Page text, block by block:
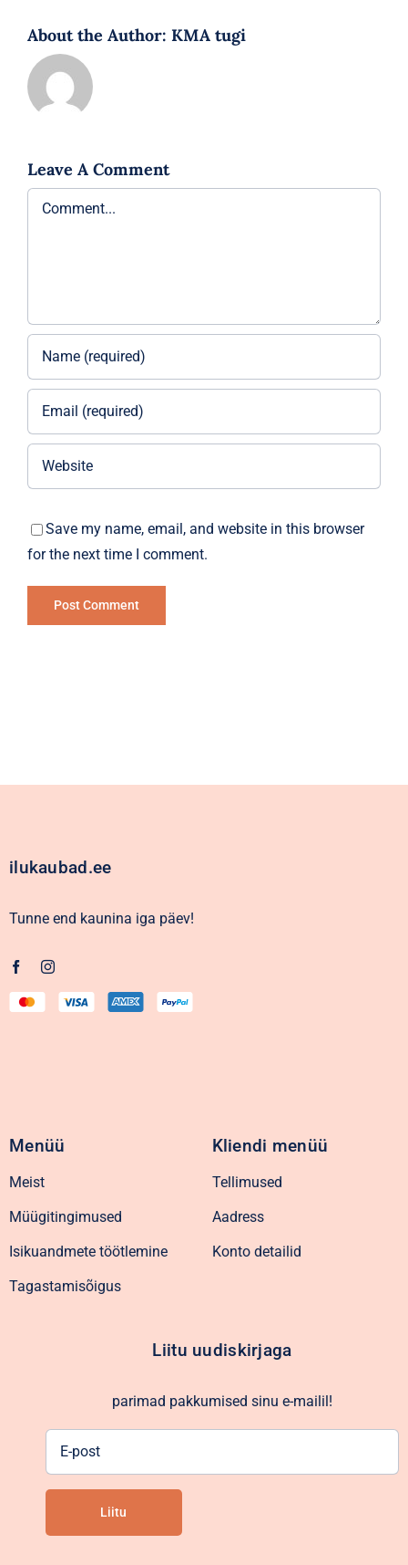
About the Author: KMA tugi
Leave A Comment
Comment
Save my name, email, and website in this browser
for the next time I comment.
ilukaubad.ee
Tunne end kaunina iga päev!
Menüü
Meist
Müügitingimused
Isikuandmete töötlemine
Tagastamisõigus
Kliendi menüü
Tellimused
Aadress
Konto detailid
Liitu uudiskirjaga
parimad pakkumised sinu e-mailil!
Liitu